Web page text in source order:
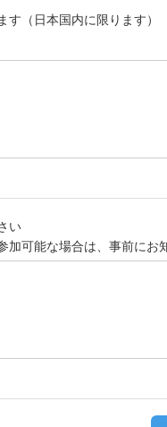
（日本国内に限ります）
い
可能な場合は、事前にお